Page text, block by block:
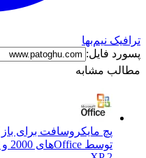
نیم‌بها
فایل:
مشابه
توسط Officeهای 2000 و XP و 2003